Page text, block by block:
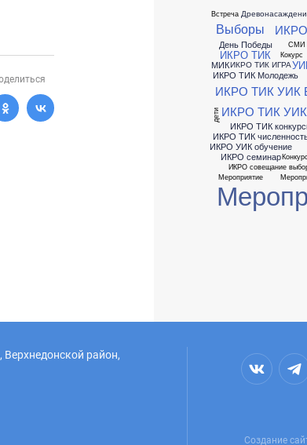
Встреча
Выборы
День Победы
ИКРО
ИКРО ТИК
ИКРО ТИК ИГРА
ИКРО ТИК Молодежь
ИКРО ТИК
ИКРО ТИК УИК
ИКРО ТИК
ИКРО ТИК
ИКРО УИК обучение
ИКРО семинар
ИКРО совещание
Кокурс
МИК
Мероприятие
СМИ
дети
Верхнедонской район,
Создание